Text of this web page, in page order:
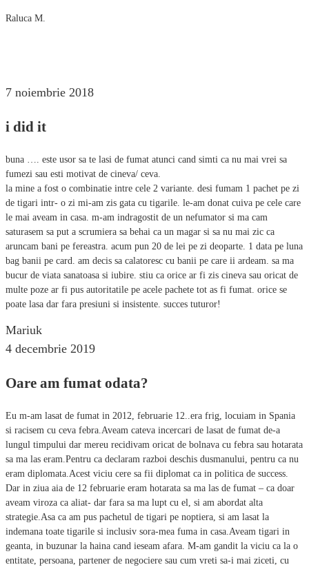
Raluca M.
7 noiembrie 2018
i did it
buna …. este usor sa te lasi de fumat atunci cand simti ca nu mai vrei sa
fumezi sau esti motivat de cineva/ ceva.
la mine a fost o combinatie intre cele 2 variante. desi fumam 1 pachet pe zi
de tigari intr- o zi mi-am zis gata cu tigarile. le-am donat cuiva pe cele care
le mai aveam in casa. m-am indragostit de un nefumator si ma cam
saturasem sa put a scrumiera sa behai ca un magar si sa nu mai zic ca
aruncam bani pe fereastra. acum pun 20 de lei pe zi deoparte. 1 data pe luna
bag banii pe card. am decis sa calatoresc cu banii pe care ii ardeam. sa ma
bucur de viata sanatoasa si iubire. stiu ca orice ar fi zis cineva sau oricat de
multe poze ar fi pus autoritatile pe acele pachete tot as fi fumat. orice se
poate lasa dar fara presiuni si insistente. succes tuturor!
Mariuk
4 decembrie 2019
Oare am fumat odata?
Eu m-am lasat de fumat in 2012, februarie 12..era frig, locuiam in Spania
si racisem cu ceva febra.Aveam cateva incercari de lasat de fumat de-a
lungul timpului dar mereu recidivam oricat de bolnava cu febra sau hotarata
sa ma las eram.Pentru ca declaram razboi deschis dusmanului, pentru ca nu
eram diplomata.Acest viciu cere sa fii diplomat ca in politica de success.
Dar in ziua aia de 12 februarie eram hotarata sa ma las de fumat – ca doar
aveam viroza ca aliat- dar fara sa ma lupt cu el, si am abordat alta
strategie.Asa ca am pus pachetul de tigari pe noptiera, si am lasat la
indemana toate tigarile si inclusiv sora-mea fuma in casa.Aveam tigari in
geanta, in buzunar la haina cand ieseam afara. M-am gandit la viciu ca la o
entitate, persoana, partener de negociere sau cum vreti sa-i mai ziceti, cu